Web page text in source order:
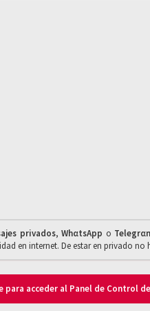
privados,WhαtsApp o
en internet. De estar en privado
acceder al Panel de Control